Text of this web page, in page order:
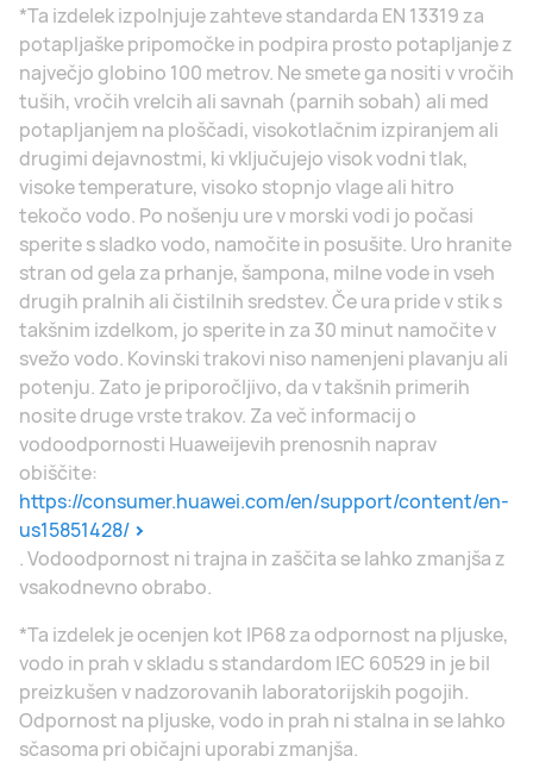
*Ta izdelek izpolnjuje zahteve standarda EN 13319 za
potapljaške pripomočke in podpira prosto potapljanje z
največjo globino 100 metrov. Ne smete ga nositi v vročih
tuših, vročih vrelcih ali savnah (parnih sobah) ali med
potapljanjem na ploščadi, visokotlačnim izpiranjem ali
drugimi dejavnostmi, ki vključujejo visok vodni tlak,
visoke temperature, visoko stopnjo vlage ali hitro
tekočo vodo. Po nošenju ure v morski vodi jo počasi
sperite s sladko vodo, namočite in posušite. Uro hranite
stran od gela za prhanje, šampona, milne vode in vseh
drugih pralnih ali čistilnih sredstev. Če ura pride v stik s
takšnim izdelkom, jo sperite in za 30 minut namočite v
svežo vodo. Kovinski trakovi niso namenjeni plavanju ali
potenju. Zato je priporočljivo, da v takšnih primerih
nosite druge vrste trakov. Za več informacij o
vodoodpornosti Huaweijevih prenosnih naprav
obiščite:
https://consumer.huawei.com/en/support/content/en-
us15851428/
. Vodoodpornost ni trajna in zaščita se lahko zmanjša z
vsakodnevno obrabo.
*Ta izdelek je ocenjen kot IP68 za odpornost na pljuske,
vodo in prah v skladu s standardom IEC 60529 in je bil
preizkušen v nadzorovanih laboratorijskih pogojih.
Odpornost na pljuske, vodo in prah ni stalna in se lahko
sčasoma pri običajni uporabi zmanjša.